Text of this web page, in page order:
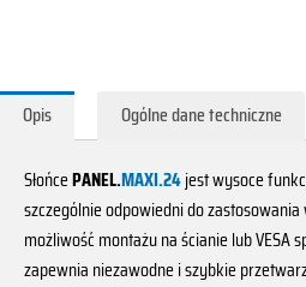
Opis Ogólne dane techniczne
SłońcePANEL.MAXI.24jest wysoce
szczególnie odpowiedni do
możliwość montażu na ścianie lub
zapewnia niezawodne i szybkie